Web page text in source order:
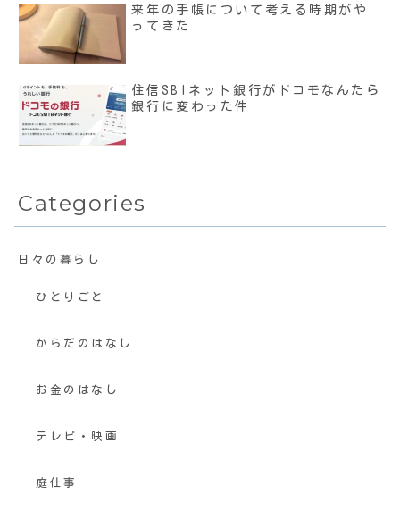
来年の手帳について考える時期がや
ってきた
住信SBIネット銀行がドコモなんたら
銀行に変わった件
Categories
日々の暮らし
ひとりごと
からだのはなし
お金のはなし
テレビ・映画
庭仕事